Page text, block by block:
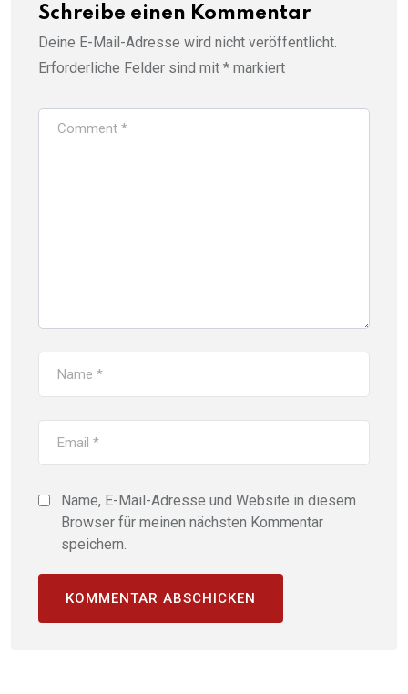
Schreibe einen Kommentar
Deine E-Mail-Adresse wird nicht veröffentlicht.
Erforderliche Felder sind mit * markiert
Name, E-Mail-Adresse und Website in diesem
Browser für meinen nächsten Kommentar
speichern.